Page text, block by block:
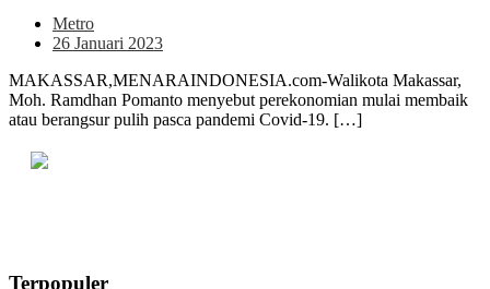
Metro
26 Januari 2023
MAKASSAR,MENARAINDONESIA.com-Walikota Makassar,
Moh. Ramdhan Pomanto menyebut perekonomian mulai membaik
atau berangsur pulih pasca pandemi Covid-19. […]
Terpopuler